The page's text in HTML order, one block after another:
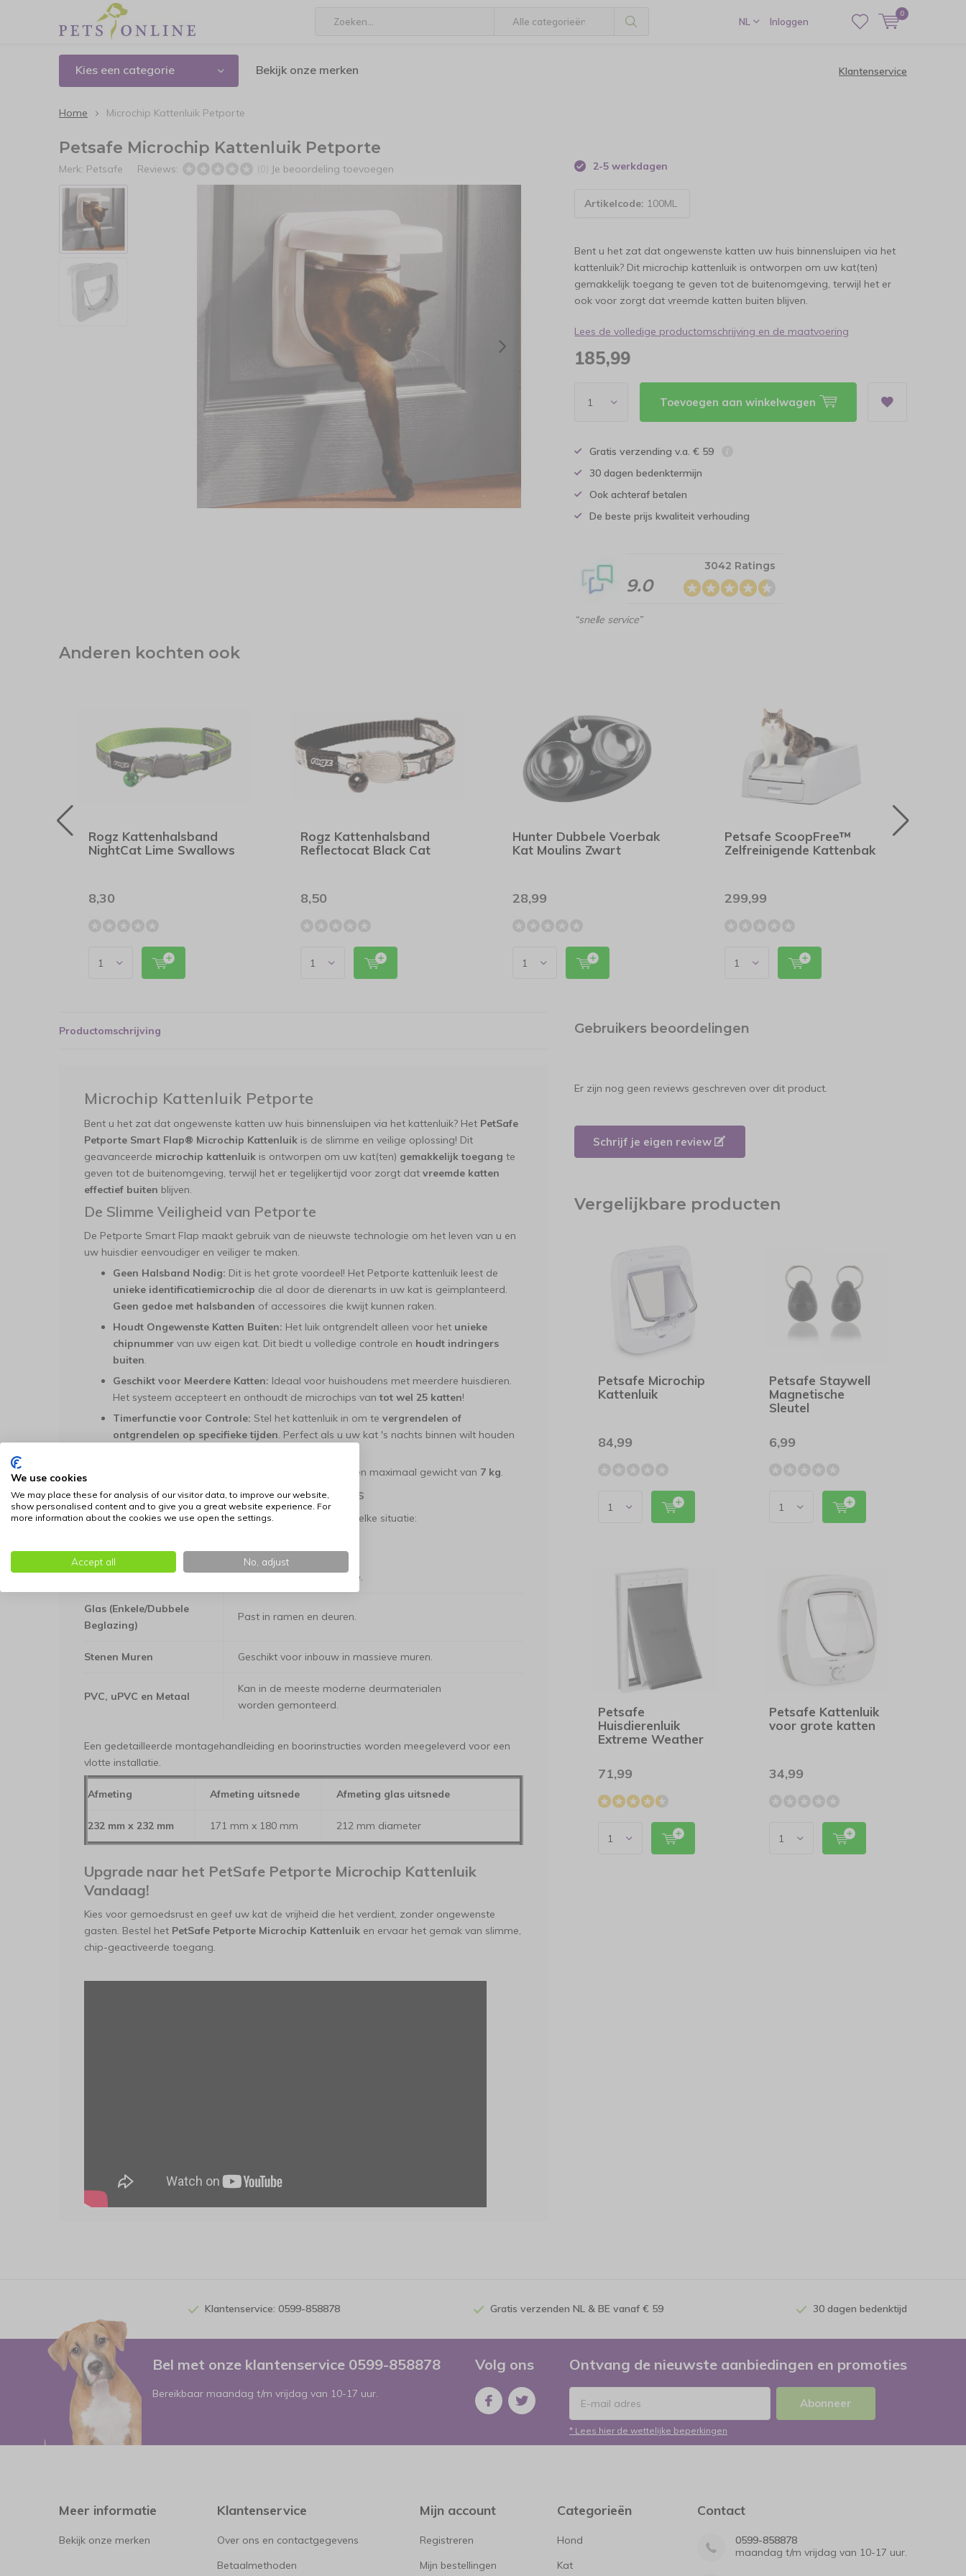
NL Inloggen
0
Kies een categorie Bekijk onze merken Klantenservice
Home Microchip Kattenluik Petporte
Petsafe Microchip Kattenluik Petporte
Merk: Petsafe Reviews: (0) Je beoordeling toevoegen 2-5 werkdagen
Artikelcode: 100ML
Bent u het zat dat ongewenste katten uw huis binnensluipen via het
kattenluik? Dit microchip kattenluik is ontworpen om uw kat(ten)
gemakkelijk toegang te geven tot de buitenomgeving, terwijl het er
ook voor zorgt dat vreemde katten buiten blijven.
Lees de volledige productomschrijving en de maatvoering
185,99
Toevoegen aan winkelwagen
Gratis verzending v.a. € 59
30 dagen bedenktermijn
Ook achteraf betalen
De beste prijs kwaliteit verhouding
9.0
3042 Ratings
“snelle service”
Anderen kochten ook
Rogz Kattenhalsband
NightCat Lime Swallows
8,30
Rogz Kattenhalsband
Reflectocat Black Cat
8,50
Hunter Dubbele Voerbak
Kat Moulins Zwart
28,99
Petsafe ScoopFree™
Zelfreinigende Kattenbak
299,99
Productomschrijving
Microchip Kattenluik Petporte
Bent u het zat dat ongewenste katten uw huis binnensluipen via het kattenluik? Het PetSafe
Petporte Smart Flap® Microchip Kattenluik is de slimme en veilige oplossing! Dit
geavanceerde microchip kattenluik is ontworpen om uw kat(ten) gemakkelijk toegang te
geven tot de buitenomgeving, terwijl het er tegelijkertijd voor zorgt dat vreemde katten
effectief buiten blijven.
De Slimme Veiligheid van Petporte
De Petporte Smart Flap maakt gebruik van de nieuwste technologie om het leven van u en
uw huisdier eenvoudiger en veiliger te maken.
Geen Halsband Nodig: Dit is het grote voordeel! Het Petporte kattenluik leest de
unieke identificatiemicrochip die al door de dierenarts in uw kat is geïmplanteerd.
Geen gedoe met halsbanden of accessoires die kwijt kunnen raken.
Houdt Ongewenste Katten Buiten: Het luik ontgrendelt alleen voor het unieke
chipnummer van uw eigen kat. Dit biedt u volledige controle en houdt indringers
buiten.
Geschikt voor Meerdere Katten: Ideaal voor huishoudens met meerdere huisdieren.
Het systeem accepteert en onthoudt de microchips vantot wel 25 katten!
Timerfunctie voor Controle: Stel het kattenluik in om te vergrendelen of
ontgrendelen op specifieke tijden. Perfect als u uw kat 's nachts binnen wilt houden
Geschikt voor huisdieren met een maximaal gewicht van 7 kg.
Eenvoudige Installatie en Flexibele Opties
De Petporte is ontworpen voor flexibiliteit en past in bijna elke situatie:
Houten Deuren Standaard montageoptie.
Glas (Enkele/Dubbele
Beglazing)
Past in ramen en deuren.
Stenen Muren Geschikt voor inbouw in massieve muren.
PVC, uPVC en Metaal
Kan in de meeste moderne deurmaterialen
worden gemonteerd.
Een gedetailleerde montagehandleiding en boorinstructies worden meegeleverd voor een
vlotte installatie.
Afmeting Afmeting uitsnede Afmeting glas uitsnede
232 mm x 232 mm 171 mm x 180 mm 212 mm diameter
Upgrade naar het PetSafe Petporte Microchip Kattenluik
Vandaag!
Kies voor gemoedsrust en geef uw kat de vrijheid die het verdient, zonder ongewenste
gasten. Bestel het PetSafe Petporte Microchip Kattenluik en ervaar het gemak van slimme,
chip-geactiveerde toegang.
Gebruikers beoordelingen
Er zijn nog geen reviews geschreven over dit product.
Schrijf je eigen review
Vergelijkbare producten
Petsafe Microchip
Kattenluik
84,99
Petsafe Staywell
Magnetische
Sleutel
6,99
Petsafe
Huisdierenluik
Extreme Weather
71,99
Petsafe Kattenluik
voor grote katten
34,99
Klantenservice: 0599-858878 Gratis verzenden NL & BE vanaf € 59 30 dagen bedenktijd
Bel met onze klantenservice 0599-858878
Bereikbaar maandag t/m vrijdag van 10-17 uur.
Volg ons Ontvang de nieuwste aanbiedingen en promoties
Abonneer
* Lees hier de wettelijke beperkingen
Meer informatie
Bekijk onze merken
Klantenservice
Over ons en contactgegevens
Betaalmethoden
Mijn account
Registreren
Mijn bestellingen
Categorieën
Hond
Kat
Contact
0599-858878
maandag t/m vrijdag van 10-17 uur.
We use cookies
We may place these for analysis of our visitor data, to improve our website,
show personalised content and to give you a great website experience. For
more information about the cookies we use open the settings.
Accept all No, adjust